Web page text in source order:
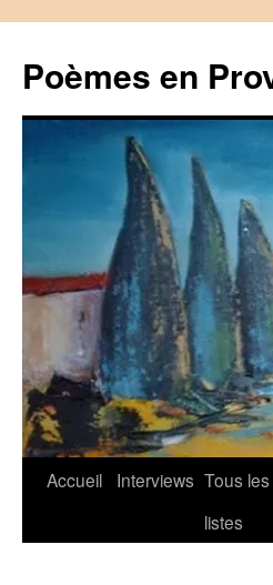
contenu
Poèmes en
Accueil Interviews Tous
listes